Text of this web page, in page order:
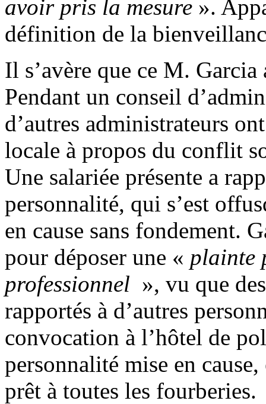
avoir pris la mesure ».
définition de la
Il s’avère que ce M.
Pendant un conseil
d’autres administrateurs
locale à propos du conflit
Une salariée présente a
personnalité, qui s’est
en cause sans fondement.
pour déposer une « plainte
professionnel », vu que
rapportés à d’autres
convocation à l’hôtel de
personnalité mise en
prêt à toutes les fourberies.